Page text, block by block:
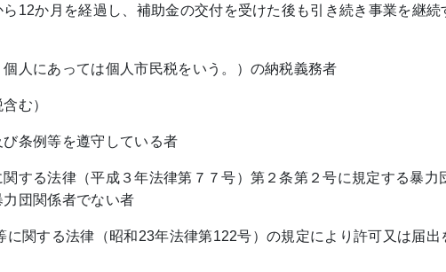
12か月を経過し、補助金の交付を受けた後も引き続き事業を継続
人にあっては個人市民税をいう。）の納税義務者
む）
び条例等を遵守している者
する法律（平成３年法律第７７号）第２条第２号に規定する暴力
団関係者でない者
に関する法律（昭和23年法律第122号）の規定により許可又は届出